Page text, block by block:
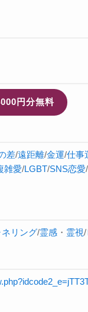
円分無料
差/遠距離/金運/仕事
雑愛/LGBT/SNS恋愛/
リング/霊感 ・ 霊視/